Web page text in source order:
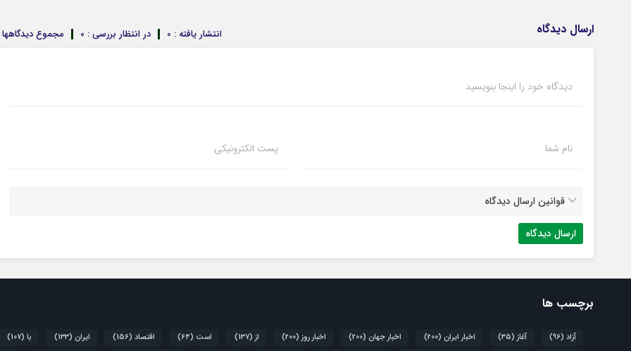
ارسال دیدگاه مجموع دیدگاهها در انتظار بررسی : 0 انتشار یافته : 0
دیدگاه خود را اینجا بنویسید
نام شما پست الکترونیکی
قوانین ارسال دیدگاه
برچسب ها
آزاد (96) آغاز (35) اخبار ایران (200) اخبار جهان (200) اخبار روز (200) از (137) است (64) اقتصاد (156) ایران (133) با (107)